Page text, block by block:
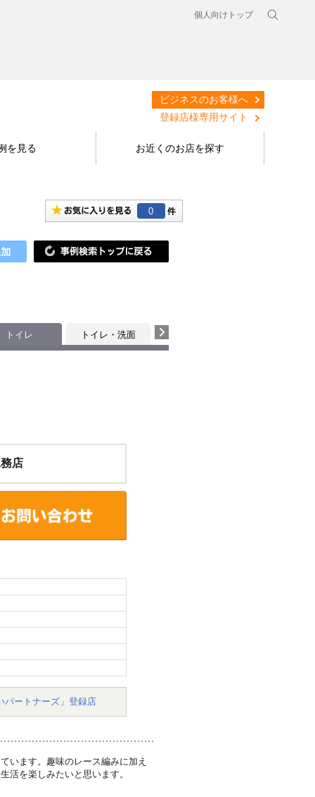
個人向けトップ
ビジネスのお客様へ
登録店様専用サイト
を見る お近くのお店を探す
0
トイレ トイレ・洗面
店
パートナーズ」登録店
います。趣味のレース編みに加え
活を楽しみたいと思います。